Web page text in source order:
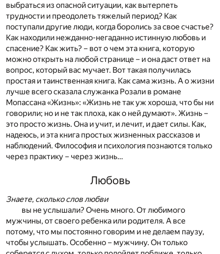
выбраться из опасной ситуации, как вытерпеть
трудности и преодолеть тяжелый период? Как
поступали другие люди, когда боролись за свое счастье?
Как находили нежданно-негаданно истинную любовь и
спасение? Как жить? – вот о чем эта книга, которую
можно открыть на любой странице – и она даст ответ на
вопрос, который вас мучает. Вот такая получилась
простая и таинственная книга. Как сама жизнь. А о жизни
лучше всего сказала служанка Розали в романе
Мопассана «Жизнь»: «Жизнь не так уж хороша, что бы ни
говорили; но и не так плоха, как о ней думают». Жизнь –
это просто жизнь. Она и учит, и лечит, и дает силы. Как,
надеюсь, и эта книга простых жизненных рассказов и
наблюдений. Философия и психология познаются только
через практику – через жизнь…
Любовь
Знаете, сколько слов любви
вы не услышали? Очень много. От любимого
мужчины, от своего ребенка или родителя. А все
потому, что мы постоянно говорим и не делаем паузу,
чтобы услышать. Особенно – мужчину. Он только